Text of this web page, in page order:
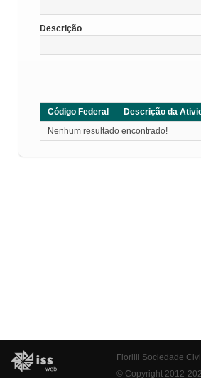
Descrição
Código Federal Descrição da
Nenhum resultado encontrado!
Fiorilli Sociedade
© Copyright 2012-